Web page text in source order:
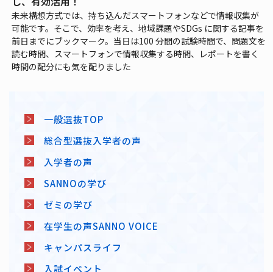
未来構想方式では、持ち込んだスマートフォンなどで情報収集が
可能です。そこで、効率を考え、地域課題やSDGs に関する記事を
前日までにブックマーク。当日は100 分間の試験時間で、問題文を
読む時間、スマートフォンで情報収集する時間、レポートを書く
時間の配分にも気を配りました
一般選抜TOP
総合型選抜入学者の声
入学者の声
SANNOの学び
ゼミの学び
在学生の声SANNO VOICE
キャンパスライフ
入試イベント